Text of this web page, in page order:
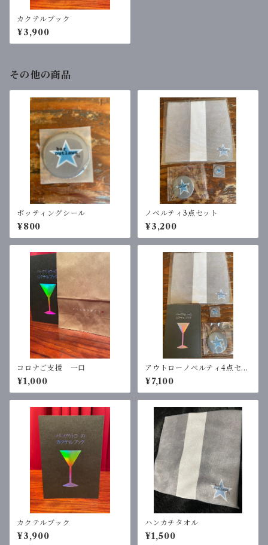
カクテルブック
¥3,900
その他の商品
ポッティングシール
¥800
ノベルティ3点セット
¥3,200
コロナご支援 一口
¥1,000
アウトローノベルティ4点セッ
ト
¥7,100
カクテルブック
¥3,900
ハンカチタオル
¥1,500